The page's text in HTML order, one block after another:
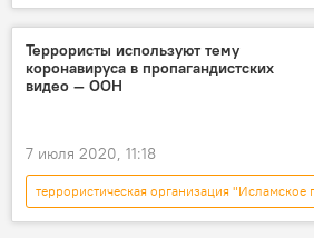
Радио Sputnik Кыргызстан
влияние
мир переговоры
Террористы используют тему
коронавируса в пропагандистских
видео — ООН
7 июля 2020, 11:18
террористическая организация "Исламское
Новости
В мире
ООН